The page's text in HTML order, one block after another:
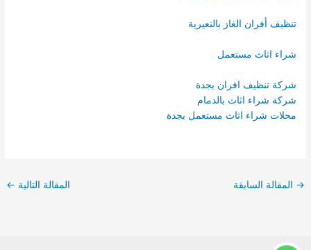
تنظيف أفران الغاز بالنعيرية
شراء اثاث مستعمل
شركة تنظيف افران بجدة
شركة شراء اثاث بالدمام
محلات شراء اثاث مستعمل بجدة
→ المقالة السابقة المقالة التالية ←